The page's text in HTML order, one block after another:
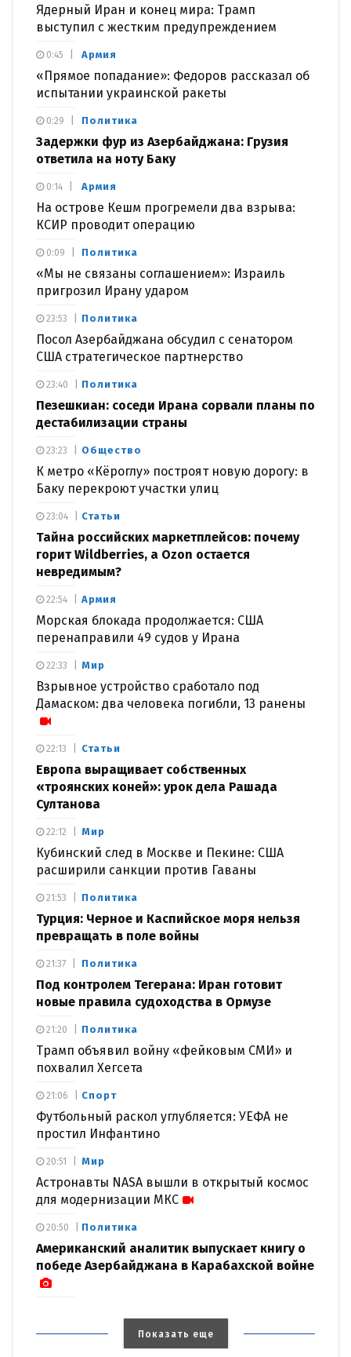
Ядерный Иран и конец мира: Трамп
выступил с жестким предупреждением
Армия
«Прямое попадание»: Федоров рассказал об
испытании украинской ракеты
0:45
Политика
Задержки фур из Азербайджана: Грузия
ответила на ноту Баку
0:29
Армия
На острове Кешм прогремели два взрыва:
КСИР проводит операцию
0:14
Политика
«Мы не связаны соглашением»: Израиль
пригрозил Ирану ударом
0:09
Политика
Посол Азербайджана обсудил с сенатором
США стратегическое партнерство
23:53
Политика
Пезешкиан: соседи Ирана сорвали планы по
дестабилизации страны
23:40
Общество
К метро «Кёроглу» построят новую дорогу: в
Баку перекроют участки улиц
23:23
Статьи
Тайна российских маркетплейсов: почему
горит Wildberries, а Ozon остается
невредимым?
23:04
Армия
Морская блокада продолжается: США
перенаправили 49 судов у Ирана
22:54
Мир
Взрывное устройство сработало под
Дамаском: два человека погибли, 13 ранены
22:33
Статьи
Европа выращивает собственных
«троянских коней»: урок дела Рашада
Султанова
22:13
Мир
Кубинский след в Москве и Пекине: США
расширили санкции против Гаваны
22:12
Политика
Турция: Черное и Каспийское моря нельзя
превращать в поле войны
21:53
Политика
Под контролем Тегерана: Иран готовит
новые правила судоходства в Ормузе
21:37
Политика
Трамп объявил войну «фейковым СМИ» и
похвалил Хегсета
21:20
Спорт
Футбольный раскол углубляется: УЕФА не
простил Инфантино
21:06
Мир
Астронавты NASA вышли в открытый космос
для модернизации МКС
20:51
Политика
Американский аналитик выпускает книгу о
победе Азербайджана в Карабахской войне
20:50
Показать еще